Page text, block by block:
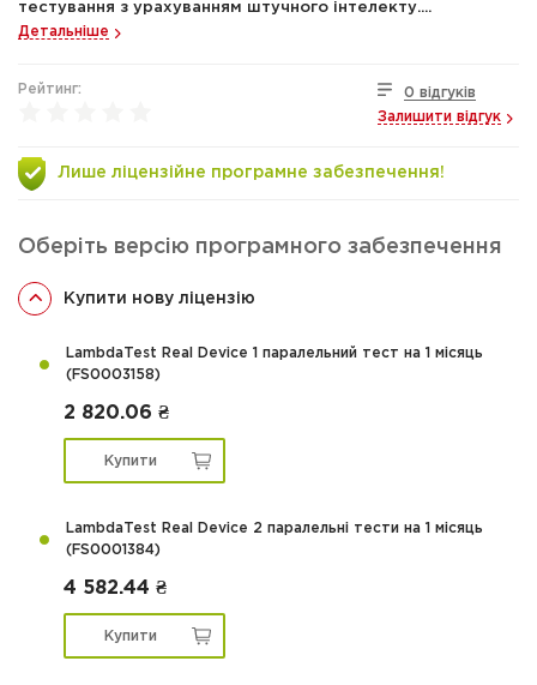
тестування з урахуванням штучного інтелекту....
Детальніше
Рейтинг:
0 відгуків
Залишити відгук
Лише ліцензійне програмне забезпечення!
Оберіть версію програмного забезпечення
Купити нову ліцензію
LambdaTest Real Device 1 паралельний тест на 1 місяць
(FS0003158)
2 820.06 ₴
Купити
LambdaTest Real Device 2 паралельні тести на 1 місяць
(FS0001384)
4 582.44 ₴
Купити